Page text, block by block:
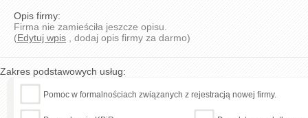
Opis firmy:
Firma nie zamieściła jeszcze opisu.
(Edytuj wpis , dodaj opis firmy za darmo)
Zakres podstawowych usług:
Pomoc w formalnościach związanych z rejestracją nowej firmy.